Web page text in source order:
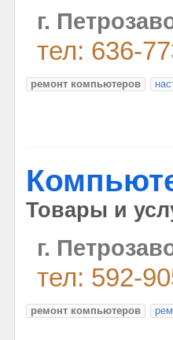
г.
тел: 636-
ремонт компьютеров
Товары и
г.
тел: 592-
ремонт компьютеров